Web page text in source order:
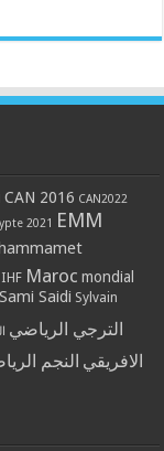
CAN 2016 CAN2022
2021 EMM
IHF Maroc mondial
Sami Saidi Sylvain
الترجي الرياضي
الافريقي النجم